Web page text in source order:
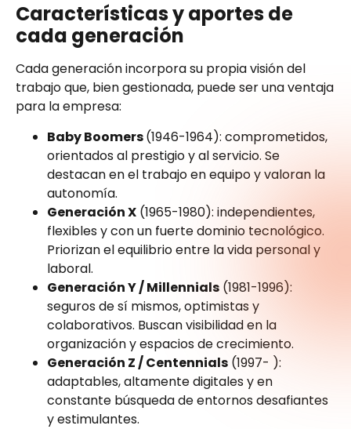
Características y aportes de
cada generación
Cada generación incorpora su propia visión del
trabajo que, bien gestionada, puede ser una ventaja
para la empresa:
Baby Boomers(1946-1964): comprometidos,
orientados al prestigio y al servicio. Se
destacan en el trabajo en equipo y valoran la
autonomía.
Generación X (1965-1980): independientes,
flexibles y con un fuerte dominio tecnológico.
Priorizan el equilibrio entre la vida personal y
laboral.
Generación Y / Millennials (1981-1996):
seguros de sí mismos, optimistas y
colaborativos. Buscan visibilidad en la
organización y espacios de crecimiento.
Generación Z / Centennials (1997- ):
adaptables, altamente digitales y en
constante búsqueda de entornos desafiantes
y estimulantes.